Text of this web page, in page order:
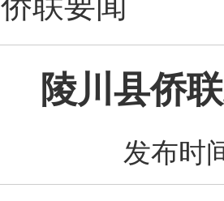
陵川县侨
发布时